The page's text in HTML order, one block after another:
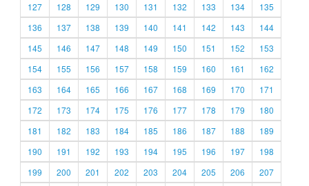
127
128 129 130 131 132 133 134
135
136
137 138 139 140 141 142 143
144
145
146 147 148 149 150 151 152
153
154
155 156 157 158 159 160 161
162
163
164 165 166 167 168 169 170
171
172
173 174 175 176 177 178 179
180
181
182 183 184 185 186 187 188
189
190
191 192 193 194 195 196 197
198
199
200 201 202 203 204 205 206
207